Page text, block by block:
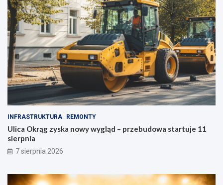
-
P
o
ł
u
d
n
i
e
INFRASTRUKTURA REMONTY
Ulica Okrąg zyska nowy wygląd – przebudowa startuje 11
sierpnia
7 sierpnia 2026